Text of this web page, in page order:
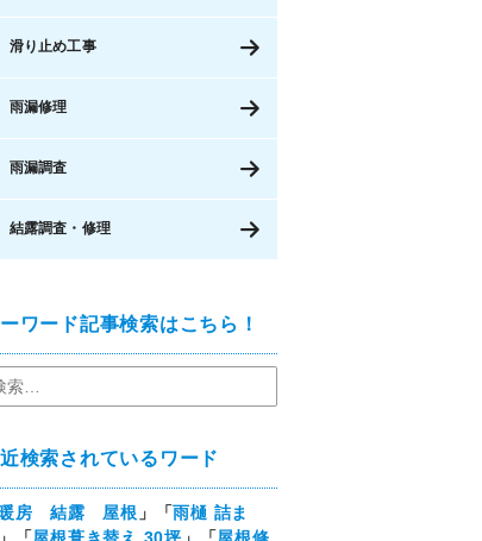
滑り止め工事
雨漏修理
雨漏調査
結露調査・修理
ワード記事検索はこちら！
検索されているワード
房 結露 屋根 」「雨樋 詰ま